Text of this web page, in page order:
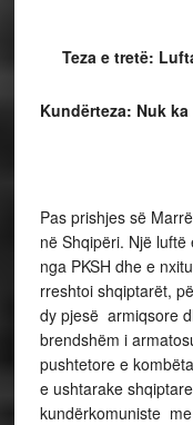
Teza e tretë:
Kundërteza: Nuk
Pas prishjes së
në Shqipëri. Një
nga PKSH dhe e
rreshtoi shqiptarët,
dy pjesë armiqsore
brendshëm i
pushtetore e
e ushtarake
kundërkomuniste